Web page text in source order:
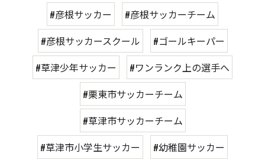
#彦根サッカー
#彦根サッカーチーム
#彦根サッカースクール
#ゴールキーパー
#草津少年サッカー
#ワンランク上の選手へ
#栗東市サッカーチーム
#草津市サッカーチーム
#草津市小学生サッカー
#幼稚園サッカー